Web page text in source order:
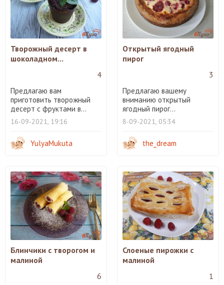
Творожный десерт в
шоколадном...
4
Предлагаю вам
приготовить творожный
десерт с фруктами в...
16-09-2021, 19:16
YulyaMukuta
Открытый ягодный
пирог
3
Предлагаю вашему
вниманию открытый
ягодный пирог...
8-09-2021, 05:34
the_dream
Блинчики с творогом и
малиной
6
Слоеные пирожки с
малиной
1